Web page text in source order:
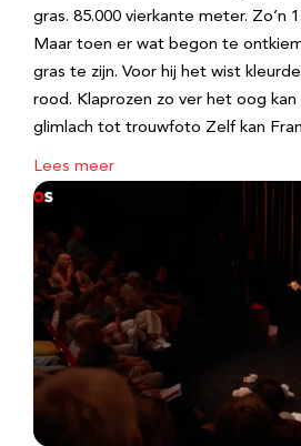
gras. 85.000 vierkante meter. Zo’n
Maar toen er wat begon te
gras te zijn. Voor hij het wist
rood. Klaprozen zo ver het oog kan
glimlach tot trouwfoto Zelf kan
Lees meer